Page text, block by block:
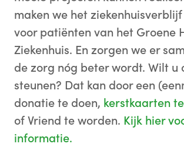
maken we het
voor patiënten van het Groene
Ziekenhuis. En zorgen we er
de zorg nóg beter wordt. Wilt u
steunen? Dat kan door een
donatie te doen, kerstkaarten
of Vriend te worden. Kijk hier
informatie.